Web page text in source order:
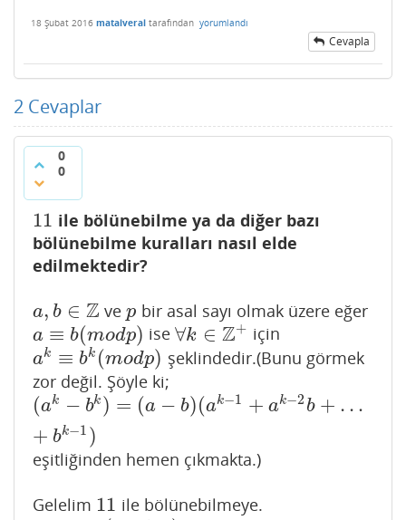
18 Şubat 2016 matalveral tarafından yorumlandı
Cevapla
2 Cevaplar
0
0
11
11 ile bölünebilme ya da diğer bazı
bölünebilme kuralları nasıl elde
edilmektedir?
a, b ∈ Z
a,b∈Z vep
p bir asal sayı olmak üzere eğer
a ≡ b(modp)
a≡b( modp) ise∀k ∈ Z+
∀k∈Z + için
ak ≡ bk (modp)
ak≡bk (modp)
şeklindedir.(Bunu görmek
zor değil. Şöyle ki;
(ak − bk ) = (a − b)(ak−1 + ak−2 b + …
+ bk−1 )
(ak− bk =(a −b) ak−1+ ak−2b+… +b k−1)
eşitliğinden hemen çıkmakta.)
Gelelim 11
11 ile bölünebilmeye.